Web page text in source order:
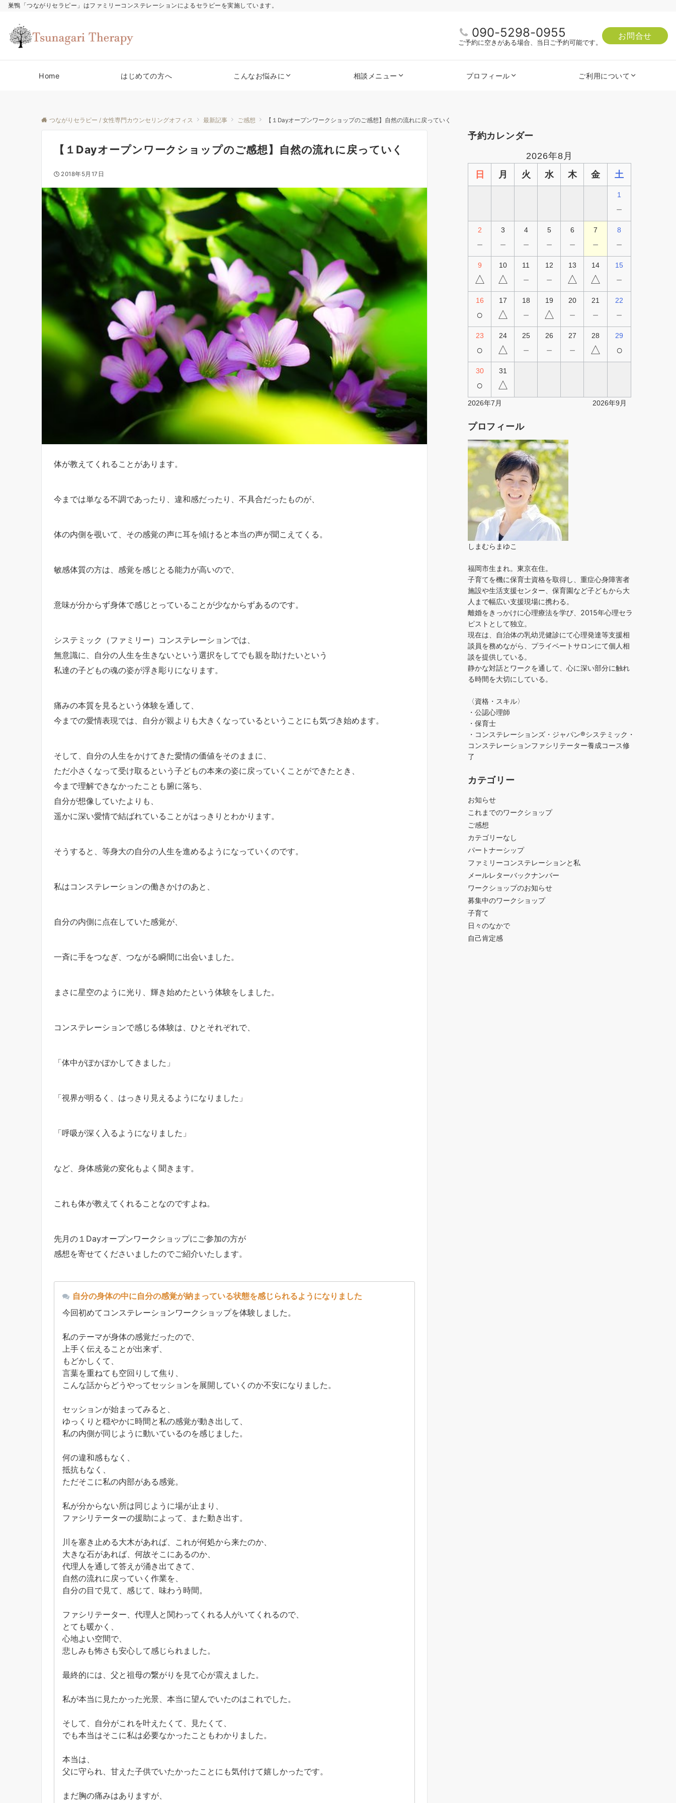
巣鴨「つながりセラピー」はファミリーコンステレーションによるセラピーを実施しています。
090-5298-0955
ご予約に空きがある場合、当日ご予約可能です。
お問合せ
Home はじめての方へ こんなお悩みに 相談メニュー プロフィール ご利用について
つながりセラピー / 女性専門カウンセリングオフィス 最新記事 ご感想 【１Dayオープンワークショップのご感想】自然の流れに戻っていく
【１Dayオープンワークショップのご感想】自然の流れに戻っていく
2018年5月17日
体が教えてくれることがあります。
今までは単なる不調であったり、違和感だったり、不具合だったものが、
体の内側を覗いて、その感覚の声に耳を傾けると本当の声が聞こえてくる。
敏感体質の方は、感覚を感じとる能力が高いので、
意味が分からず身体で感じとっていることが少なからずあるのです。
システミック（ファミリー）コンステレーションでは、
無意識に、自分の人生を生きないという選択をしてでも親を助けたいという
私達の子どもの魂の姿が浮き彫りになります。
痛みの本質を見るという体験を通して、
今までの愛情表現では、自分が親よりも大きくなっているということにも気づき始めます。
そして、自分の人生をかけてきた愛情の価値をそのままに、
ただ小さくなって受け取るという子どもの本来の姿に戻っていくことができたとき、
今まで理解できなかったことも腑に落ち、
自分が想像していたよりも、
遥かに深い愛情で結ばれていることがはっきりとわかります。
そうすると、等身大の自分の人生を進めるようになっていくのです。
私はコンステレーションの働きかけのあと、
自分の内側に点在していた感覚が、
一斉に手をつなぎ、つながる瞬間に出会いました。
まさに星空のように光り、輝き始めたという体験をしました。
コンステレーションで感じる体験は、ひとそれぞれで、
「体中がぽかぽかしてきました」
「視界が明るく、はっきり見えるようになりました」
「呼吸が深く入るようになりました」
など、身体感覚の変化もよく聞きます。
これも体が教えてくれることなのですよね。
先月の１Dayオープンワークショップにご参加の方が
感想を寄せてくださいましたのでご紹介いたします。
自分の身体の中に自分の感覚が納まっている状態を感じられるようになりました
今回初めてコンステレーションワークショップを体験しました。
私のテーマが身体の感覚だったので、
上手く伝えることが出来ず、
もどかしくて、
言葉を重ねても空回りして焦り、
こんな話からどうやってセッションを展開していくのか不安になりました。
セッションが始まってみると、
ゆっくりと穏やかに時間と私の感覚が動き出して、
私の内側が同じように動いているのを感じました。
何の違和感もなく、
抵抗もなく、
ただそこに私の内部がある感覚。
私が分からない所は同じように場が止まり、
ファシリテーターの援助によって、また動き出す。
川を塞き止める大木があれば、これが何処から来たのか、
大きな石があれば、何故そこにあるのか、
代理人を通して答えが涌き出てきて、
自然の流れに戻っていく作業を、
自分の目で見て、感じて、味わう時間。
ファシリテーター、代理人と関わってくれる人がいてくれるので、
とても暖かく、
心地よい空間で、
悲しみも怖さも安心して感じられました。
最終的には、父と祖母の繋がりを見て心が震えました。
私が本当に見たかった光景、本当に望んでいたのはこれでした。
そして、自分がこれを叶えたくて、見たくて、
でも本当はそこに私は必要なかったこともわかりました。
本当は、
父に守られ、甘えた子供でいたかったことにも気付けて嬉しかったです。
まだ胸の痛みはありますが、
予約カレンダー
2026年8月
日
月 火 水 木 金 土
1
－
2
－
3
－
4
－
5
－
6
－
7
－
8
－
9
△
10
△
11
－
12
－
13
△
14
△
15
－
16
○
17
△
18
－
19
△
20
－
21
－
22
－
23
○
24
△
25
－
26
－
27
－
28
△
29
○
30
○
31
△
2026年7月 2026年9月
プロフィール
しまむらまゆこ
福岡市生まれ。東京在住。
子育てを機に保育士資格を取得し、重症心身障害者
施設や生活支援センター、保育園など子どもから大
人まで幅広い支援現場に携わる。
離婚をきっかけに心理療法を学び、2015年心理セラ
ピストとして独立。
現在は、自治体の乳幼児健診にて心理発達等支援相
談員を務めながら、プライベートサロンにて個人相
談を提供している。
静かな対話とワークを通して、心に深い部分に触れ
る時間を大切にしている。
〈資格・スキル〉
・公認心理師
・保育士
・コンステレーションズ・ジャパン®︎システミック・
コンステレーションファシリテーター養成コース修
了
カテゴリー
お知らせ
これまでのワークショップ
ご感想
カテゴリーなし
パートナーシップ
ファミリーコンステレーションと私
メールレターバックナンバー
ワークショップのお知らせ
募集中のワークショップ
子育て
日々のなかで
自己肯定感